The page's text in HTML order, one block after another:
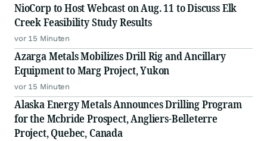
NioCorp to Host Webcast on Aug. 11 to Discuss Elk
Creek Feasibility Study Results
vor 15 Minuten
Azarga Metals Mobilizes Drill Rig and Ancillary
Equipment to Marg Project, Yukon
vor 15 Minuten
Alaska Energy Metals Announces Drilling Program
for the Mcbride Prospect, Angliers-Belleterre
Project, Quebec, Canada